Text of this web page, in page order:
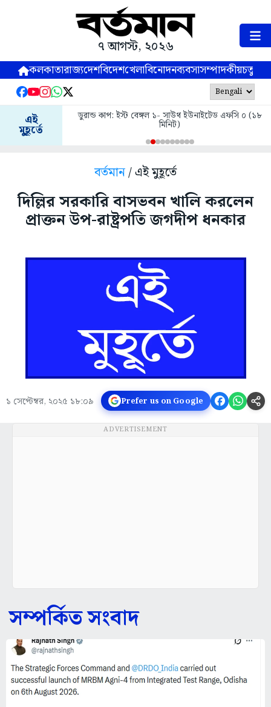
৭ আগস্ট, ২০২৬
কলকাতারাজ্যদেশবিদেশখেলাবিনোদনব্যবসাসম্পাদকীয়
এই
মুহূর্তে
ডুরান্ড কাপ: ইস্ট বেঙ্গল ১- সাউথ ইউনাইটেড এফসি ০ (১৮
মিনিট)
বর্তমান/ এই মুহূর্তে
দিল্লির সরকারি বাসভবন খালি করলেন
প্রাক্তন উপ-রাষ্ট্রপতি জগদীপ ধনকার
১ সেপ্টেম্বর, ২০২৫ ১৮:০৯ Prefer us on Google
ADVERTISEMENT
সম্পর্কিত সংবাদ